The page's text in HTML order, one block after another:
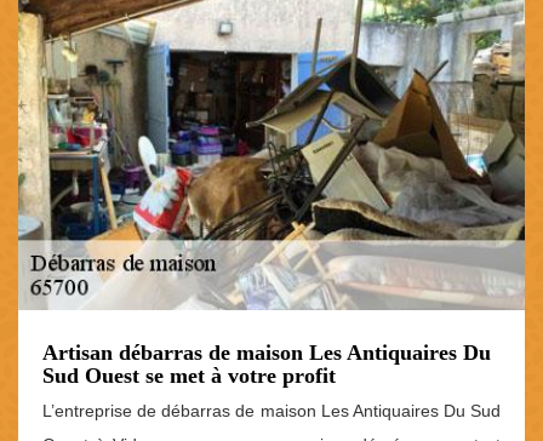
Artisan débarras de maison Les Antiquaires Du
Sud Ouest se met à votre profit
L’entreprise de débarras de maison Les Antiquaires Du Sud